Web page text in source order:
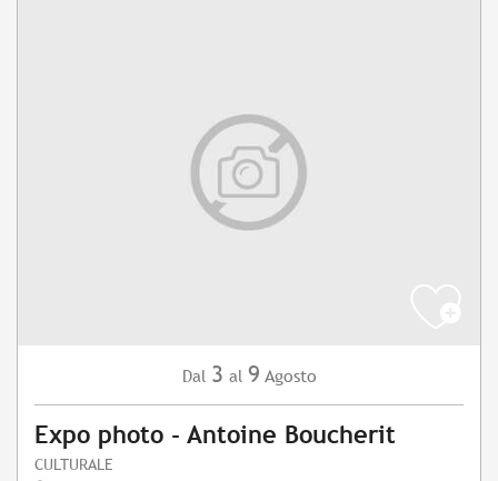
Dal 3 al 9 Agosto
Expo photo - Antoine Boucherit
CULTURALE